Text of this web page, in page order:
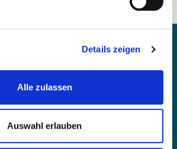
Details zeigen
Alle zulassen
Auswahl erlauben